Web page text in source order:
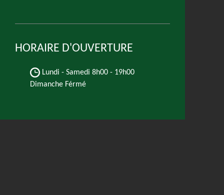
HORAIRE D'OUVERTURE
Lundi - Samedi 8h00 - 19h00
Dimanche Férmé